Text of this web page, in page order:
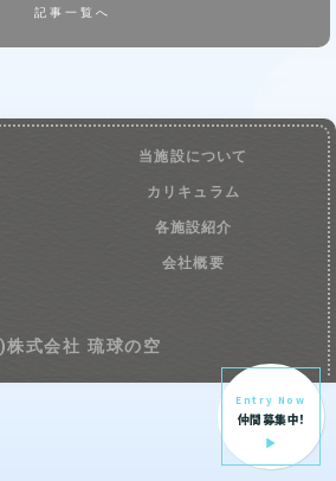
記事一覧へ
Entry Now
仲間募集中!
当施設について
カリキュラム
各施設紹介
会社概要
株式会社 琉球の空